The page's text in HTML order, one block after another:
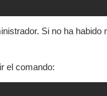
Si no ha habido
el comando: